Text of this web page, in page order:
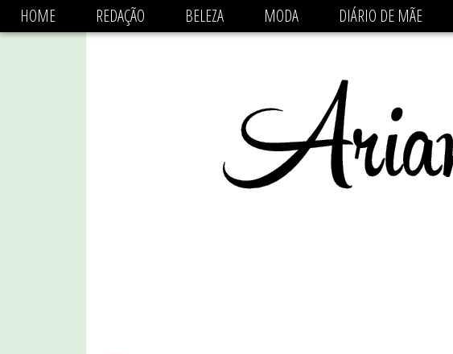
async='async' data-ad-client='ca-pub-1470782825684808'
HOME REDAÇÃO BELEZA MODA DIÁRIO DE MÃE